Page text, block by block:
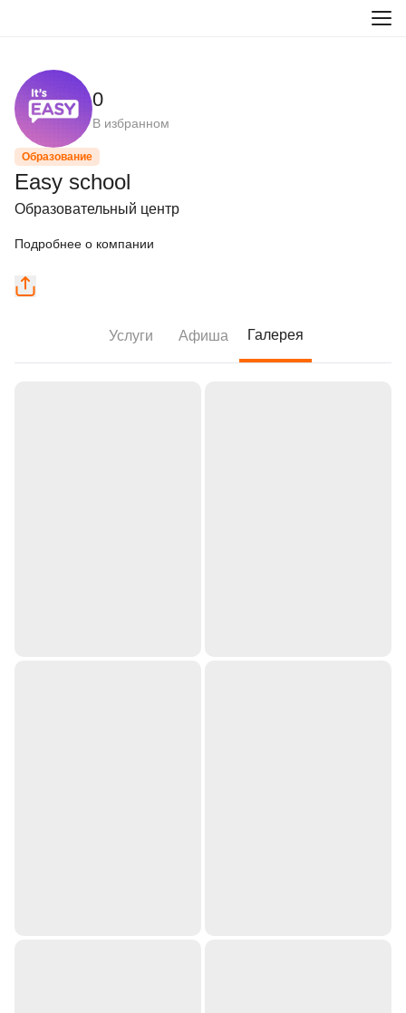
0
В избранном
Образование
Easy school
Образовательный центр
Подробнее о компании
Услуги Афиша Галерея